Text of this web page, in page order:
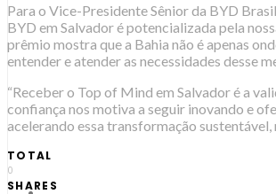
Para o Vice-Presidente Sênior da BYD
BYD em Salvador é potencializada pela
prêmio mostra que a Bahia não é apenas
entender e atender as necessidades desse
“Receber o Top of Mind em Salvador é a
confiança nos motiva a seguir inovando e
acelerando essa transformação
TOTAL
0
SHARES